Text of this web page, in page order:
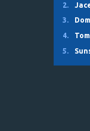
2.
3.
4.
5.